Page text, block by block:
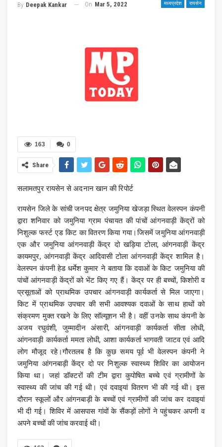
मध्यप्रदेश रायसेन
By Deepak Kankar On Mar 5, 2022
0
163
Share
सलामतपुर रायसेन से अदनान खान की रिपोर्ट
रायसेन जिले के सांची जनपद क्षेत्र जमुनिया खेजड़ा स्थित वेलस्पन कंपनी
द्वारा शनिवार को जमुनिया ग्राम पंचायत की पांचों आंगनवाड़ी केंद्रों को
निशुल्क फर्स्ट एड किट का वितरण किया गया।जिसमें जमुनिया आंगनवाड़ी
एक और जमुनिया आंगनवाड़ी केंद्र दो खड़िया टोला, आंगनवाड़ी केंद्र
कायमपुर, आंगनवाड़ी केंद्र आदिवासी टोला आंगनवाड़ी केंद्र शामिल है।
वेलस्पन कंपनी हेड धर्मेश कुमार ने बताया कि दवाओं के किट जमुनिया की
पांचों आंगनवाड़ी केंद्रों को भेंट किए गए हैं। केंद्र पर ही बच्चों, किशोरी व
प्रसूताओं को प्राथमिक उपचार आंगनवाड़ी कार्यकर्ता से मिल जाएगा।
किट में प्राथमिक उपचार की सभी आवश्यक दवाओं के साथ हाथों को
संक्रमण मुक्त रखने के लिए सॉल्यूशन भी है। वहीं उनके साथ कंपनी के
अजय रघुवंशी, जुम्मादीन अंसारी, आंगनवाड़ी कार्यकर्ता सीता लोधी,
आंगनवाड़ी कार्यकर्ता ममता लोधी, आशा कार्यकर्ता भागवती जाटव एवं आदि
लोग मौजूद रहे।गौरतलब है कि कुछ समय पूर्व भी वेलस्पन कंपनी ने
जमुनिया आंगनबाड़ी केंद्र दो पर निशुल्क स्वास्थ्य शिविर का आयोजन
किया था। जहां डॉक्टरों की टीम द्वारा कुपोषित बच्चे एवं ग्रामीणों के
स्वास्थ्य की जांच की गई थी। एवं दवाइयां वितरण भी की गई थी। इस
दौरान स्कूलों और आंगनबाड़ी के बच्चों एवं ग्रामीणों की जांच कर दवाइयां
भी दी गई। शिविर में आसपास गांवों के सैंकड़ों लोगों ने पहुंचकर अपनी व
अपने बच्चों की जांच करवाई थी।